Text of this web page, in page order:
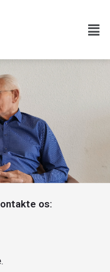
os: